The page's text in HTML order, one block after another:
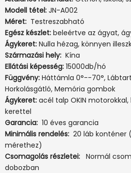
Modell tétel: JN-A002
Méret: Testreszabható
Egész készlet: beleértve az ágyat,
Ágykeret: Nulla hézag, könnyen
Származási hely: Kína
Ellátási képesség: 15000db/hó
Függvény: Háttámla 0°--70°,
Horkolásgátló, Memória gombok
Ágykeret: acél talp OKIN
kerettel
Garancia: 10 éves garancia
Minimális rendelés: 20 láb konténer
mérethez)
Csomagolás részletei: Normál
dobozban